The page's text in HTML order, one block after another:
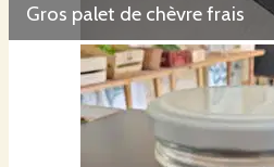
Gros palet de chèvre frais